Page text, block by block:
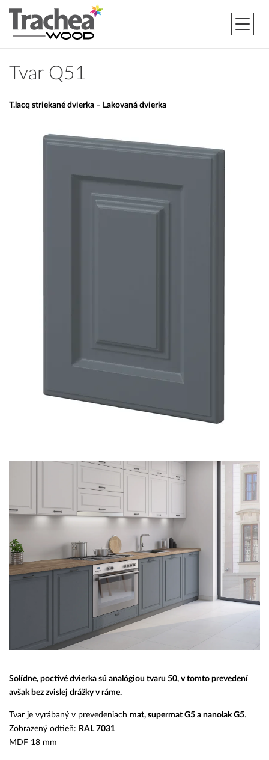
Tvar Q51
T.lacq striekané dvierka – Lakovaná dvierka
Solídne, poctivé dvierka sú analógiou tvaru 50, v tomto prevedení
avšak bez zvislej drážky v ráme.
Tvar je vyrábaný v prevedeniach mat, supermat G5 a nanolak G5.
Zobrazený odtieň: RAL 7031
MDF 18 mm